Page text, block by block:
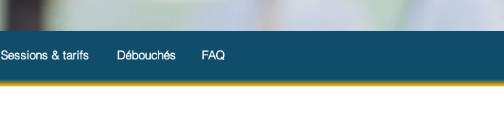
Sessions & tarifs Débouchés FAQ